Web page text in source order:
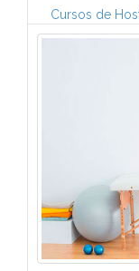
Cursos de
para el
corresponde
un cliente